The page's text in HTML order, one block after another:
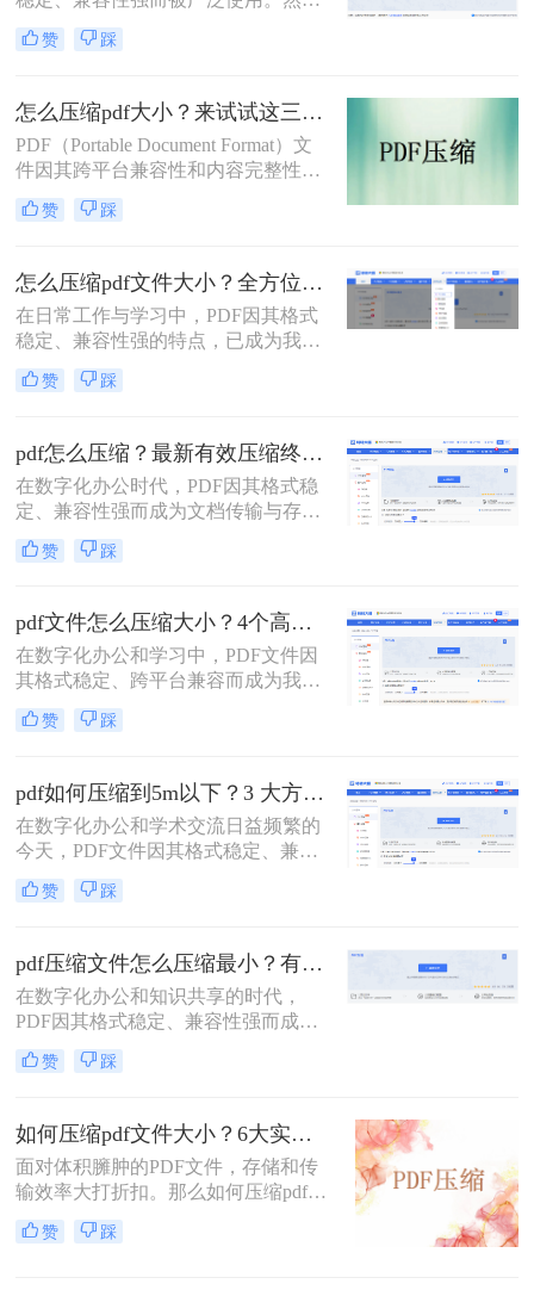
下，有效“瘦身”PDF文件，已成为一
项必备技能。
而，PDF文件体积过大常会导致存储
空间不足、传输速度慢等问题。那么
4种常用的PDF压缩方法，帮助您快速
减小文件大小。
赞 踩
怎么压缩pdf大小？来试试这三种压缩方式！
PDF（Portable Document Format）文
件因其跨平台兼容性和内容完整性而
广泛应用于各种场合。然而，随着
PDF文件中包含的图片、图表、字体
大，给存储和传输带来了不便。那么
怎么压缩pdf大小呢？为了解决这个问
题，本文将介绍三种压缩PDF大小的
方法。
赞 踩
怎么压缩pdf文件大小？全方位高效压缩方法终极指南！
在日常工作与学习中，PDF因其格式
稳定、兼容性强的特点，已成为我们
分享文档、报告和论文的首选格式。
然而，过大的PDF文件常常会带来诸
度、占用大量存储空间，甚至可能超
出某些平台的上传限制。因此，掌握
怎么压缩pdf文件大小的技能显得至关
重要。
赞 踩
pdf怎么压缩？最新有效压缩终极指南！
在数字化办公时代，PDF因其格式稳
定、兼容性强而成为文档传输与存档
的首选。然而，高分辨率图片、嵌入
字体和多媒体内容也使得PDF文件体
送、云端存储和即时分享带来了巨大
困扰。如何高效、无损（或视觉无
损）地压缩PDF，成为一个普遍需
求。那么pdf怎么压缩呢？
赞 踩
pdf文件怎么压缩大小？4个高效传输与存储方法详解！
在数字化办公和学习中，PDF文件因
其格式稳定、跨平台兼容而成为我们
日常交流的首选格式。然而，过大的
PDF文件——无论是包含大量高分辨
书，还是设计精美的产品手册——都
会给邮件发送、云端存储和即时传输
带来诸多不便。幸运的是，通过一系
列高效的方法，我们可以显著减小
PDF文件的体积，而无需牺牲过多的
可读性。那么pdf文件怎么压缩大小
法，从在线工具到专业软件，从自动
优化到手动精调，助您轻松驾驭PDF
文件大小。
赞 踩
pdf如何压缩到5m以下？3 大方法手把手教，轻松过平台限制！
在数字化办公和学术交流日益频繁的
今天，PDF文件因其格式稳定、兼容
性强而成为我们传递信息的主要载
体。然而，一个棘手的问题常常困扰
电子邮件发送简历、在学术平台提交
论文，还是在微信等即时通讯工具中
分享资料，平台往往对附件大小有严
格限制，最常见的门槛就是5MB。一
个几十兆甚至上百兆的PDF文件，不
仅传输耗时，还可能直接导致发送失
赞 踩
pdf压缩文件怎么压缩最小？有效压缩方法终极指南！
在数字化办公和知识共享的时代，
PDF因其格式稳定、兼容性强而成为
文档传输的首选。然而，庞大的PDF
文件时常为我们带来困扰：邮箱附件
下载耗时、设备存储空间告急。pdf压
缩文件怎么压缩最小，成为许多人迫
切需要的技能。
赞 踩
如何压缩pdf文件大小？6大实用压缩方案深度解析！
面对体积臃肿的PDF文件，存储和传
输效率大打折扣。那么如何压缩pdf文
件大小呢？本文为您梳理6种主流压
缩方案，从原理到实操，助您轻松掌
赞 踩